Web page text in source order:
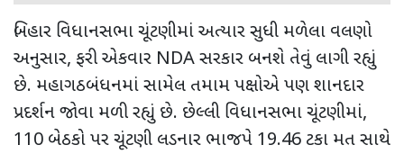
બિહાર વિધાનસભા ચૂંટણીમાં અત્યાર સુધી મળેલા વલણો
અનુસાર, ફરી એકવાર NDAસરકાર બનશે તેવું લાગી રહ્યું
છે. મહાગઠબંધનમાં સામેલ તમામ પક્ષોએ પણ શાનદાર
પ્રદર્શન જોવા મળી રહ્યું છે. છેલ્લી વિધાનસભા ચૂંટણીમાં,
110 બેઠકો પર ચૂંટણી લડનાર ભાજપે 19.46 ટકા મત સાથે